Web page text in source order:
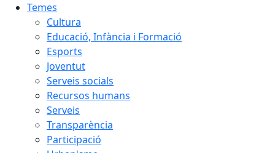
Temes
Cultura
Educació, Infància i Formació
Esports
Joventut
Serveis socials
Recursos humans
Serveis
Transparència
Participació